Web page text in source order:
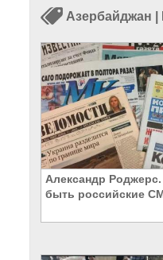
Азербайджан
Александр
быть российские